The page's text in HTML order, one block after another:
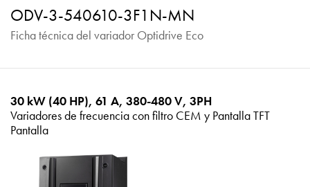
ODV-3-540610-3F1N-MN
Ficha técnica del variador Optidrive Eco
30 kW (40 HP), 61 A, 380-480 V, 3PH
Variadores de frecuencia con filtro CEM y Pantalla TFT
Pantalla